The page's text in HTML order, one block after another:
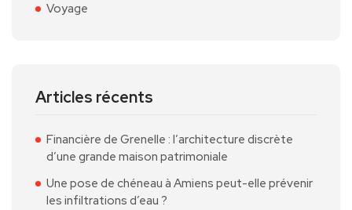
Voyage
Articles récents
Financière de Grenelle : l’architecture discrète
d’une grande maison patrimoniale
Une pose de chéneau à Amiens peut-elle prévenir
les infiltrations d’eau ?